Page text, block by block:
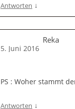
Antworten ↓
Reka
5. Juni 2016
PS : Woher stammt
Antworten ↓